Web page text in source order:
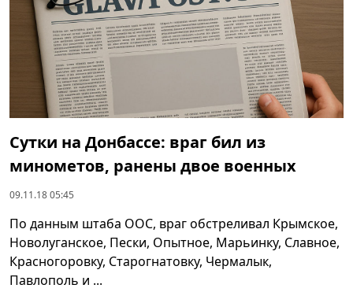
Сутки на Донбассе: враг бил из
минометов, ранены двое военных
09.11.18 05:45
По данным штаба ООС, враг обстреливал Крымское,
Новолуганское, Пески, Опытное, Марьинку, Славное,
Красногоровку, Старогнатовку, Чермалык,
Павлополь и ...